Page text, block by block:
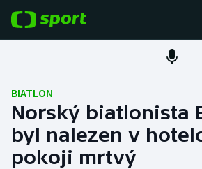
Fotbal
Hokej
Tenis
BIATLON
Norský biatlonista
byl nalezen v
pokoji mrtvý